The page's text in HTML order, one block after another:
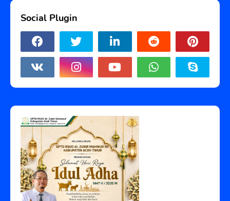
Social Plugin